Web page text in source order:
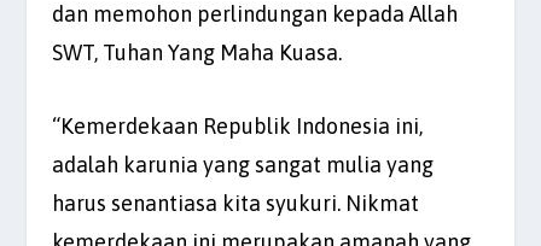
dan memohon perlindungan kepada Allah
SWT, Tuhan Yang Maha Kuasa.
“Kemerdekaan Republik Indonesia ini,
adalah karunia yang sangat mulia yang
harus senantiasa kita syukuri. Nikmat